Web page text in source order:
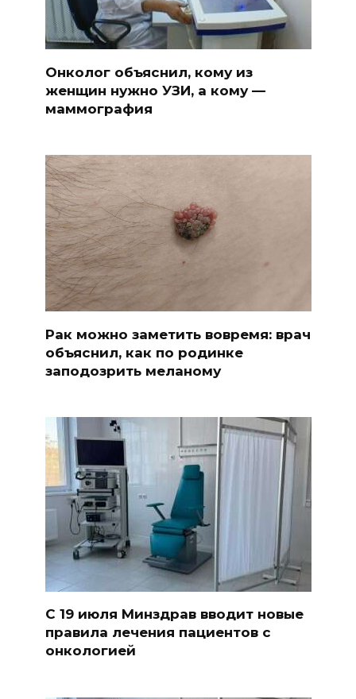
Онколог объяснил, кому из
женщин нужно УЗИ, а кому —
маммография
Рак можно заметить вовремя: врач
объяснил, как по родинке
заподозрить меланому
С 19 июля Минздрав вводит новые
правила лечения пациентов с
онкологией